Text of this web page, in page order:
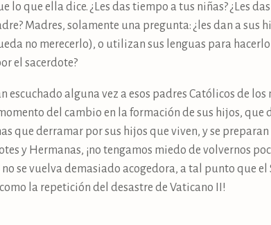
que ella dice. ¿Les das tiempo a tus niñas? ¿Les
Madres, solamente una pregunta: ¿les dan a sus
no merecerlo), o utilizan sus lenguas para
el sacerdote?
alguna vez a esos padres Católicos de
del cambio en la formación de sus hijos, que
que derramar por sus hijos que viven, y se
y Hermanas, ¡no tengamos miedo de volvernos
se vuelva demasiado acogedora, a tal punto que el
la repetición del desastre de Vaticano II!